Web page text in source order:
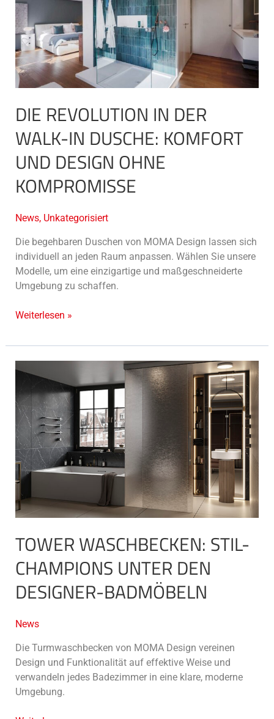
DIE REVOLUTION IN DER
WALK-IN DUSCHE: KOMFORT
UND DESIGN OHNE
KOMPROMISSE
News, Unkategorisiert
Die begehbaren Duschen von MOMA Design lassen sich
individuell an jeden Raum anpassen. Wählen Sie unsere
Modelle, um eine einzigartige und maßgeschneiderte
Umgebung zu schaffen.
Revolution
in
der
Walk-
in
Dusche:
und
ohne
Kompromisse
Weiterlesen »
TOWER WASCHBECKEN: STIL-
CHAMPIONS UNTER DEN
DESIGNER-BADMÖBELN
News
Die Turmwaschbecken von MOMA Design vereinen
Design und Funktionalität auf effektive Weise und
verwandeln jedes Badezimmer in eine klare, moderne
Umgebung.
Tower
Waschbecken:
Stil-
Champions
unter
den
Designer-
Badmöbeln